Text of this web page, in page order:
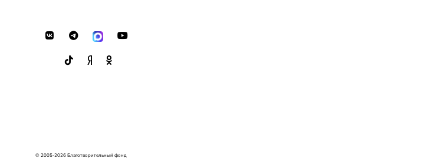
© 2005-2026 Благотворительный фонд